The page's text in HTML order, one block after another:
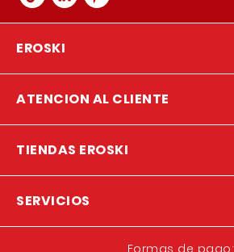
EROSKI
ATENCION AL CLIENTE
TIENDAS EROSKI
SERVICIOS
Formas de pago: